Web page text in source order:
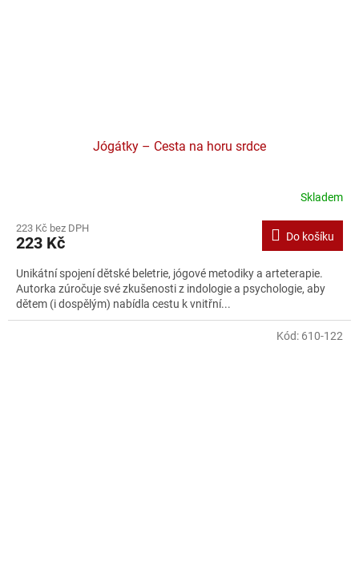
Jógátky – Cesta na horu srdce
Skladem
223 Kč bez DPH
223 Kč Do košíku
Unikátní spojení dětské beletrie, jógové metodiky a arteterapie.
Autorka zúročuje své zkušenosti z indologie a psychologie, aby
dětem (i dospělým) nabídla cestu k vnitřní...
Kód: 610-122